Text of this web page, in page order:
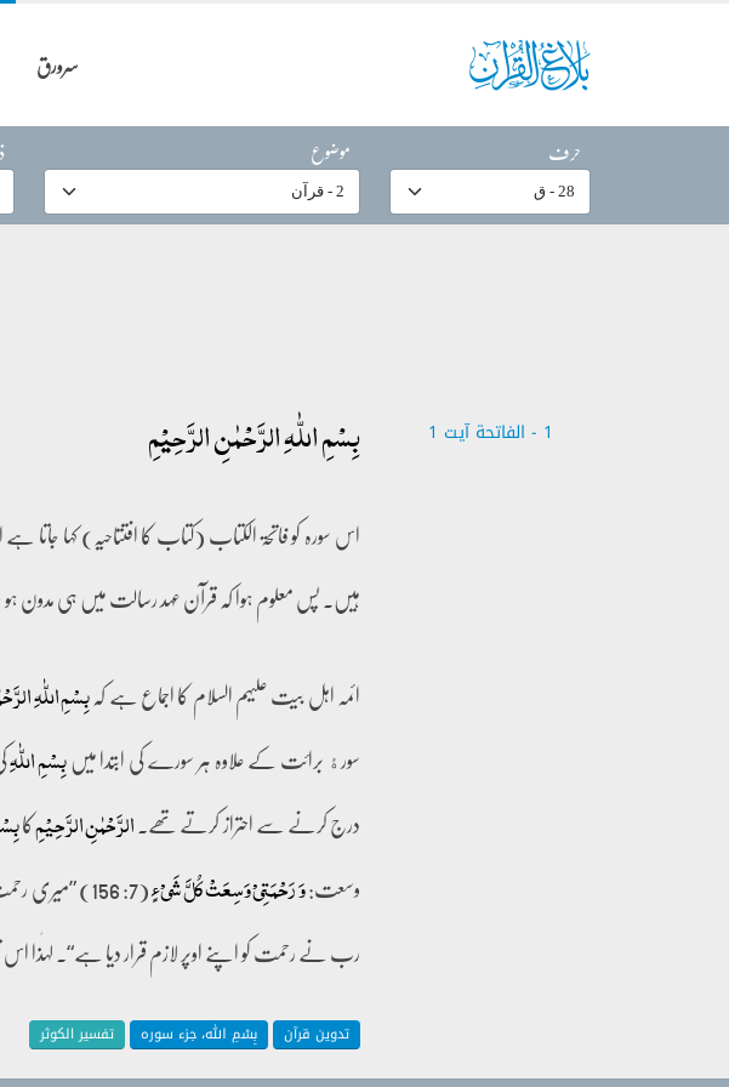
سرورق
حرف
موضوع
1 - ‎الفاتحة آیت 1 بِسۡمِ اللّٰہِ الرَّحۡمٰنِ الرَّحِیۡمِ
اس سورہ کو فاتحۃ الکتاب (کتاب کا افتتاحیہ) کہا
ہیں۔ پس معلوم ہوا کہ قرآن عہد رسالت میں ہی مدون ہو
ائمہ اہل بیت علیہم السلام کا اجماع ہے کہبِسۡمِ اللّٰہِ
سورﮤ برائت کے علاوہ ہر سورے کی ابتدا میںبِسۡمِ اللّٰہِ
درج کرنے سے احتراز کرتے تھے۔الرَّحۡمٰنِ الرَّحِیۡمِکا
وسعت:وَ رَحۡمَتِیۡ وَسِعَتۡ کُلَّ شَیۡءٍ(7: 156) ”میری رحمت ہر چیز کو شامل ہے“ اور
رب نے رحمت کو اپنے اوپر لازم قرار دیا ہے“۔ لہٰذا
تدوین قرآن بِسْمِ اللّٰہ، جزء سورہ تفسیر الکوثر